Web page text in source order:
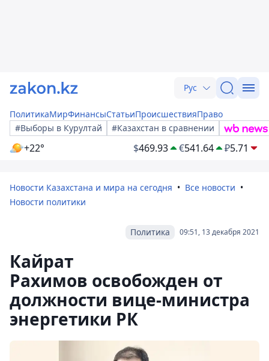
Рус
ПолитикаМирФинансыСтатьиПроисшествияПраво
#Выборы в Курултай
#Казахстан в сравнении
+22° $469.93 €541.64 ₽5.71
Новости Казахстана и мира на сегодня
Все новости
Новости политики
09:51, 13 декабря 2021
Политика
Кайрат
Рахимов освобожден от
должности вице-министра
энергетики РК